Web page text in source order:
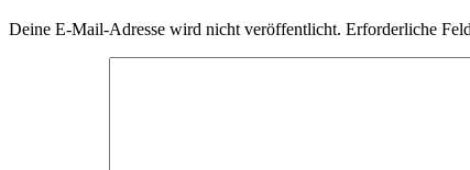
Deine E-Mail-Adresse wird nicht veröffentlicht. Erforderliche